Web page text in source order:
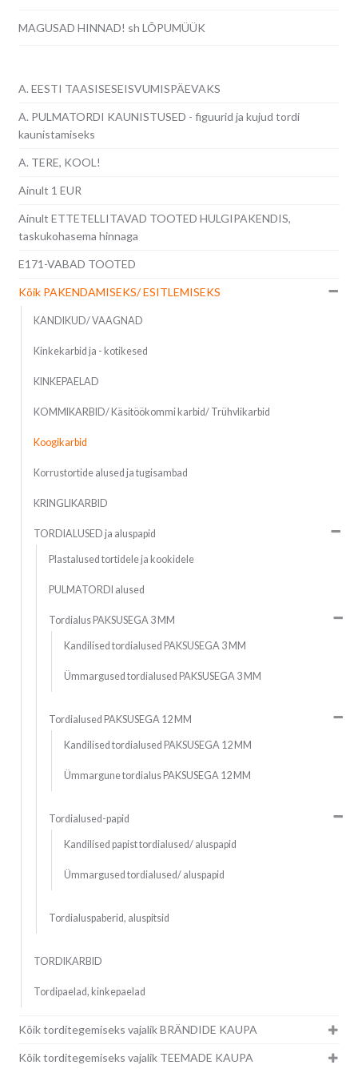
MAGUSAD HINNAD! sh LÕPUMÜÜK
A. EESTI TAASISESEISVUMISPÄEVAKS
A. PULMATORDI KAUNISTUSED - figuurid ja kujud tordi
kaunistamiseks
A. TERE, KOOL!
Ainult 1 EUR
Ainult ETTETELLITAVAD TOOTED HULGIPAKENDIS,
taskukohasema hinnaga
E171-VABAD TOOTED
Kõik PAKENDAMISEKS/ ESITLEMISEKS
KANDIKUD/ VAAGNAD
Kinkekarbid ja - kotikesed
KINKEPAELAD
KOMMIKARBID/ Käsitöökommi karbid/ Trühvlikarbid
Koogikarbid
Korrustortide alused ja tugisambad
KRINGLIKARBID
TORDIALUSED ja aluspapid
Plastalused tortidele ja kookidele
PULMATORDI alused
Tordialus PAKSUSEGA 3 MM
Kandilised tordialused PAKSUSEGA 3 MM
Ümmargused tordialused PAKSUSEGA 3 MM
Tordialused PAKSUSEGA 12 MM
Kandilised tordialused PAKSUSEGA 12 MM
Ümmargune tordialus PAKSUSEGA 12 MM
Tordialused-papid
Kandilised papist tordialused/ aluspapid
Ümmargused tordialused/ aluspapid
Tordialuspaberid, aluspitsid
TORDIKARBID
Tordipaelad, kinkepaelad
Kõik torditegemiseks vajalik BRÄNDIDE KAUPA
Kõik torditegemiseks vajalik TEEMADE KAUPA